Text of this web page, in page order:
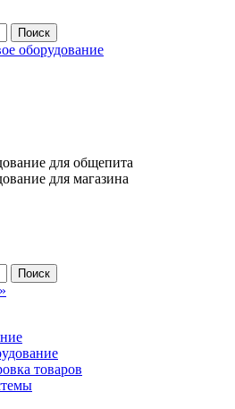
для общепита
для магазина
товаров